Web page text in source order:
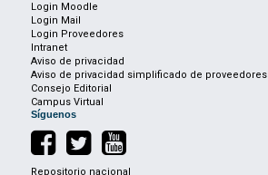
Login Moodle
Login Mail
Login Proveedores
Intranet
Aviso de privacidad
Aviso de privacidad simplificado de proveedores
Consejo Editorial
Campus Virtual
Síguenos
Repositorio nacional